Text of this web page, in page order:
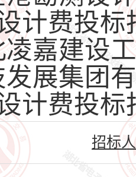
计费投
凌嘉建设
展集团
计费投标
招标